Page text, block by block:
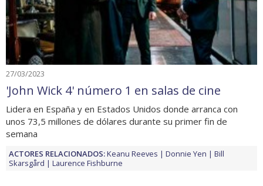
27/03/2023
'John Wick 4' número 1 en salas de cine
Lidera en España y en Estados Unidos donde arranca con
unos 73,5 millones de dólares durante su primer fin de
semana
ACTORES RELACIONADOS:Keanu Reeves Donnie Yen
Bill
Skarsgård
Laurence Fishburne